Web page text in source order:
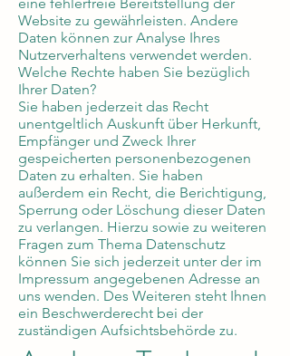
Website zu gewährleisten. Andere
Daten können zur Analyse Ihres
Nutzerverhaltens verwendet werden.
Welche Rechte haben Sie bezüglich
Ihrer Daten?
Sie haben jederzeit das Recht
unentgeltlich Auskunft über Herkunft,
Empfänger und Zweck Ihrer
gespeicherten personenbezogenen
Daten zu erhalten. Sie haben
außerdem ein Recht, die Berichtigung,
Sperrung oder Löschung dieser Daten
zu verlangen. Hierzu sowie zu weiteren
Fragen zum Thema Datenschutz
können Sie sich jederzeit unter der im
Impressum angegebenen Adresse an
uns wenden. Des Weiteren steht Ihnen
ein Beschwerderecht bei der
zuständigen Aufsichtsbehörde zu.